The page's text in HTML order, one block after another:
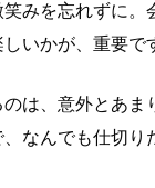
みを忘れずに。
いかが、重要で
は、意外とあま
なんでも仕切り